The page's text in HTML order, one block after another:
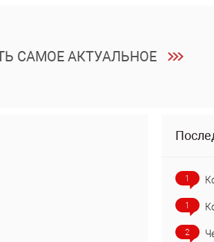
САМОЕ АКТУАЛЬНОЕ
1
1
2